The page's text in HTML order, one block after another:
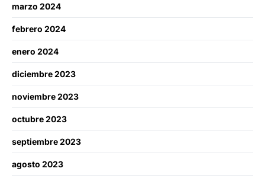
marzo 2024
febrero 2024
enero 2024
diciembre 2023
noviembre 2023
octubre 2023
septiembre 2023
agosto 2023